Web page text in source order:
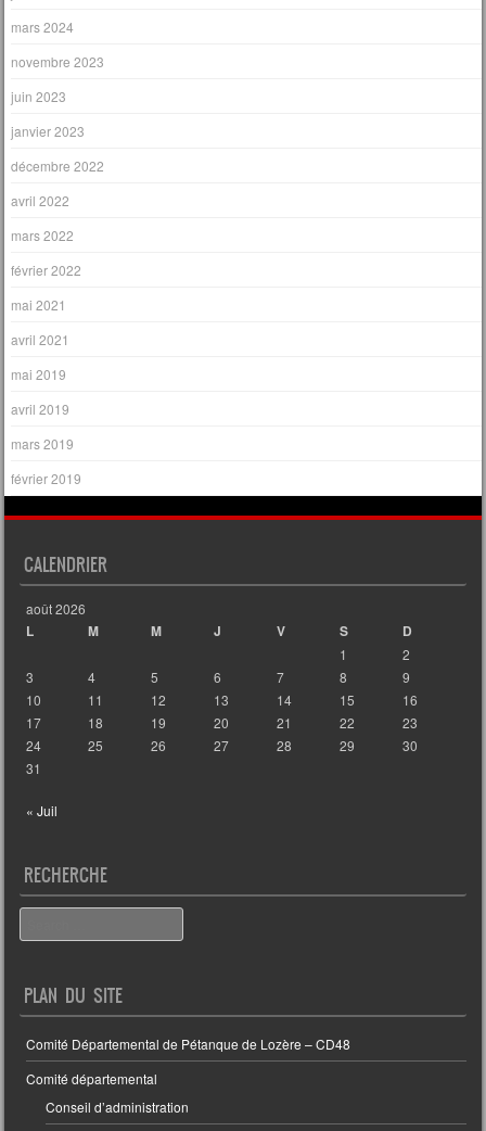
mars 2024
novembre 2023
juin 2023
janvier 2023
décembre 2022
avril 2022
mars 2022
février 2022
mai 2021
avril 2021
mai 2019
avril 2019
mars 2019
février 2019
CALENDRIER
août 2026
L M M J V S D
1
2
3
4 5 6 7 8
9
10
11 12 13 14 15
16
17
18 19 20 21 22
23
24
25 26 27 28 29
30
31
« Juil
RECHERCHE
PLAN DU SITE
Comité Départemental de Pétanque de Lozère – CD48
Comité départemental
Conseil d’administration